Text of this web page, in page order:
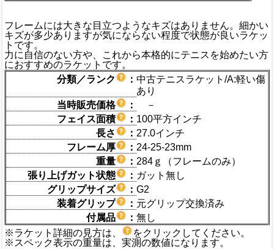
フレームには大きな目立つようなキズはありません。細かい
キズが多少ありますが気にならない程度で状態が良いラケッ
トです。
力に自信のない方や、これから本格的にテニスを始めたい方
におすすめのラケットです。
分類／ランク
： 中古テニスラケット/A:軽い傷
あり
当時販売価格
：
－
フェイス面積
： 100平方インチ
長さ
： 27.0インチ
フレーム厚
： 24-25-23mm
重量
： 284ｇ（フレームのみ）
張り上げガット状態
： ガット無し
グリップサイズ
： G2
装着グリップ
： 元グリップ交換済み
付属品
： 無し
※ラケット詳細の見方は、
をクリックしてください。
※スペック表示の重量は、実測の数値になります。